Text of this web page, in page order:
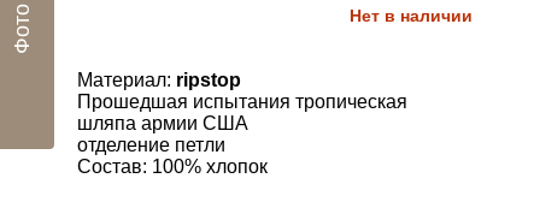
Нет в наличии
Материал: ripstop
Прошедшая испытания тропическая
шляпа армии США
отделение петли
Состав: 100% хлопок
Фото